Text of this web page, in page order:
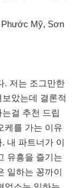
Phước Mỹ, Sơn
. 저는 조그만한
았는데 결론적
걸 추천 드립
케를 가는 이유
내 파트너가 이
유흥을 즐기는
일하는 꽁까이